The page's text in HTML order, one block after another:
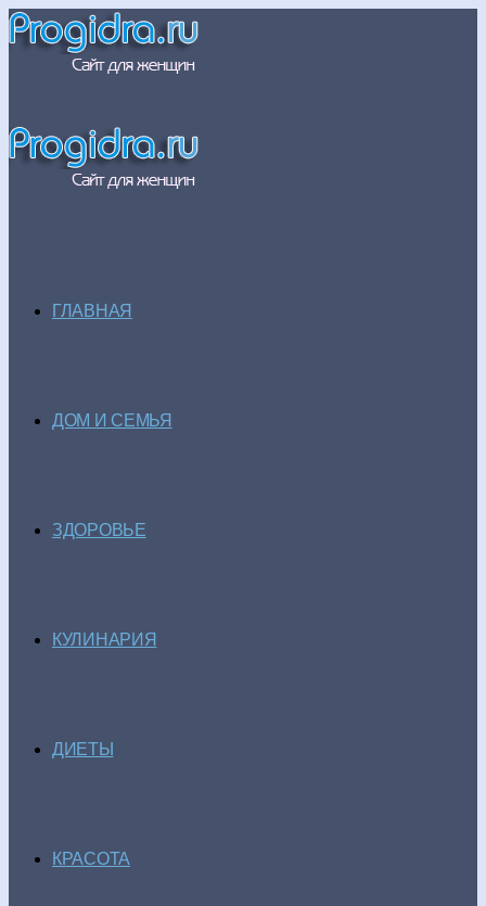
ГЛАВНАЯ
ДОМ И СЕМЬЯ
ЗДОРОВЬЕ
КУЛИНАРИЯ
ДИЕТЫ
КРАСОТА